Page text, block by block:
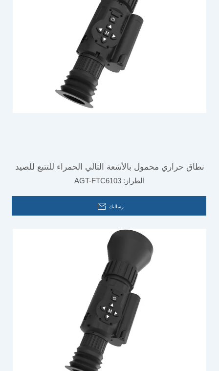
نطاق حراري محمول بالأشعة التالي الحمراء للتتبع للصيد
في الهواء الطلق
الطراز: AGT-FTC6103
رسالتك